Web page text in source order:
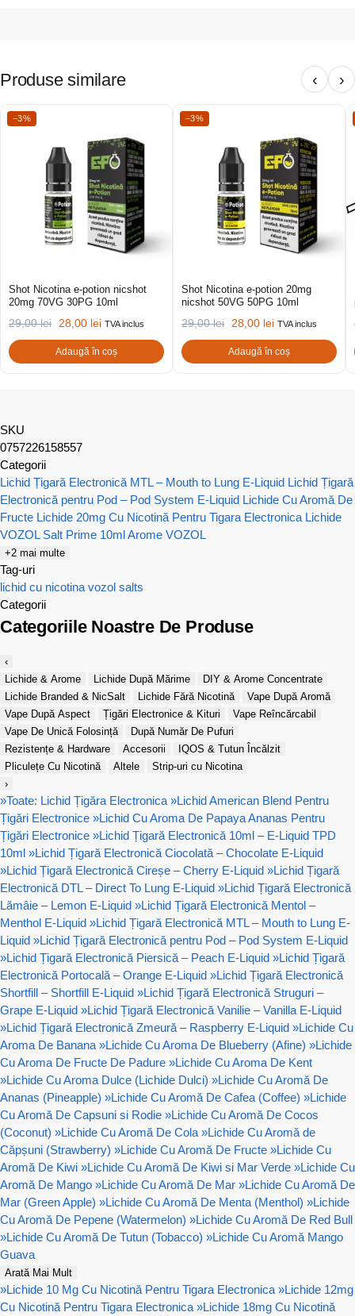
Produse similare ‹ ›
−3%
Shot Nicotina e-potion nicshot
20mg 70VG 30PG 10ml
29,00lei 28,00 lei TVA inclus
Adaugă în coș
−3%
Shot Nicotina e-potion 20mg
nicshot 50VG 50PG 10ml
29,00lei 28,00 lei TVA inclus
Adaugă în coș
SKU
0757226158557
Categorii
Lichid Țigară Electronică MTL – Mouth to Lung E-Liquid Lichid Țigară
Electronică pentru Pod – Pod System E-Liquid Lichide Cu Aromă De
Fructe Lichide 20mg Cu Nicotină Pentru Tigara Electronica Lichide
VOZOL Salt Prime 10mlArome VOZOL
+2 mai multe
Tag-uri
lichid cu nicotina vozol salts
Categorii
Categoriile Noastre De Produse
‹
Lichide & Arome
Lichide După Mărime
DIY & Arome Concentrate
Lichide Branded & NicSalt
Lichide Fără Nicotină
Vape După Aromă
Vape După Aspect
Țigări Electronice & Kituri
Vape Reîncărcabil
Vape De Unică Folosință
După Număr De Pufuri
Rezistențe & Hardware
Accesorii
IQOS & Tutun Încălzit
Pliculețe Cu Nicotină
Altele
Strip-uri cu Nicotina
›
»Toate: Lichid Țigăra Electronica »Lichid American Blend Pentru
Țigări Electronice »Lichid Cu Aroma De Papaya Ananas Pentru
Țigări Electronice »Lichid Țigară Electronică 10ml – E-Liquid TPD
10ml »Lichid Țigară Electronică Ciocolată – Chocolate E-Liquid
»Lichid Țigară Electronică Cireșe – Cherry E-Liquid »Lichid Țigară
Electronică DTL – Direct To Lung E-Liquid »Lichid Țigară Electronică
Lămâie – Lemon E-Liquid »Lichid Țigară Electronică Mentol –
Menthol E-Liquid »Lichid Țigară Electronică MTL – Mouth to Lung E-
Liquid »Lichid Țigară Electronică pentru Pod – Pod System E-Liquid
»Lichid Țigară Electronică Piersică – Peach E-Liquid »Lichid Țigară
Electronică Portocală – Orange E-Liquid »Lichid Țigară Electronică
Shortfill – Shortfill E-Liquid »Lichid Țigară Electronică Struguri –
Grape E-Liquid »Lichid Țigară Electronică Vanilie – Vanilla E-Liquid
»Lichid Țigară Electronică Zmeură – Raspberry E-Liquid »Lichide Cu
Aroma De Banana »Lichide Cu Aroma De Blueberry (Afine) »Lichide
Cu Aroma De Fructe De Padure »Lichide Cu Aroma De Kent
»Lichide Cu Aroma Dulce (Lichide Dulci) »Lichide Cu Aromă De
Ananas (Pineapple) »Lichide Cu Aromă De Cafea (Coffee) »Lichide
Cu Aromă De Capsuni si Rodie »Lichide Cu Aromă De Cocos
(Coconut) »Lichide Cu Aromă De Cola »Lichide Cu Aromă de
Căpșuni (Strawberry) »Lichide Cu Aromă De Fructe »Lichide Cu
Aromă De Kiwi »Lichide Cu Aromă De Kiwi si Mar Verde »Lichide Cu
Aromă De Mango »Lichide Cu Aromă De Mar »Lichide Cu Aromă De
Mar (Green Apple) »Lichide Cu Aromă De Menta (Menthol) »Lichide
Cu Aromă De Pepene (Watermelon) »Lichide Cu Aromă De Red Bull
»Lichide Cu Aromă De Tutun (Tobacco) »Lichide Cu Aromă Mango
Guava
Arată Mai Mult
»Lichide 10 Mg Cu Nicotină Pentru Tigara Electronica »Lichide 12mg
Cu Nicotină Pentru Tigara Electronica »Lichide 18mg Cu Nicotină